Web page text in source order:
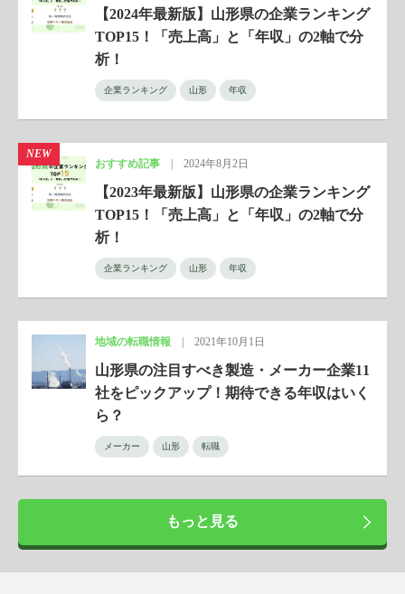
【2024年最新版】山形県の企業ランキング
TOP15！「売上高」と「年収」の2軸で分
析！
企業ランキング 山形 年収
NEW
おすすめ記事 2024年8月2日
【2023年最新版】山形県の企業ランキング
TOP15！「売上高」と「年収」の2軸で分
析！
企業ランキング 山形 年収
地域の転職情報 2021年10月1日
山形県の注目すべき製造・メーカー企業11
社をピックアップ！期待できる年収はいく
ら？
メーカー 山形 転職
もっと見る